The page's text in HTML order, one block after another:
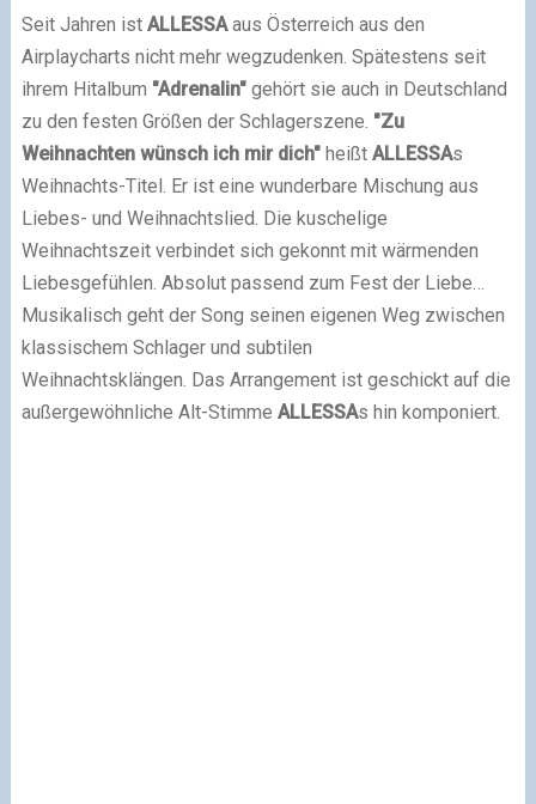
Seit Jahren ist ALLESSAaus Österreich aus den
Airplaycharts nicht mehr wegzudenken. Spätestens seit
ihrem Hitalbum "Adrenalin"gehört sie auch in Deutschland
zu den festen Größen der Schlagerszene. "Zu
Weihnachten wünsch ich mir dich"heißt ALLESSAs
Weihnachts-Titel. Er ist eine wunderbare Mischung aus
Liebes- und Weihnachtslied. Die kuschelige
Weihnachtszeit verbindet sich gekonnt mit wärmenden
Liebesgefühlen. Absolut passend zum Fest der Liebe…
Musikalisch geht der Song seinen eigenen Weg zwischen
klassischem Schlager und subtilen
Weihnachtsklängen. Das Arrangement ist geschickt auf die
außergewöhnliche Alt-Stimme ALLESSAs hin komponiert.